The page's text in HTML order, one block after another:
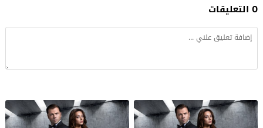
0 التعليقات